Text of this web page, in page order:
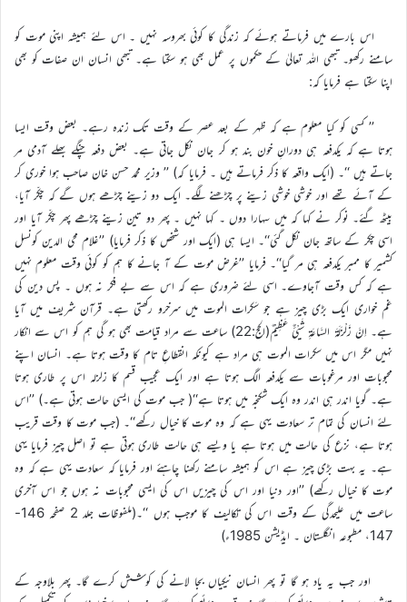
اس بارے میں فرماتے ہوئے کہ زندگی کا کوئی بھروسہ نہیں ۔ اس لئے ہمیشہ اپنی موت کو
سامنے رکھو۔ تبھی اللہ تعالیٰ کے حکموں پر عمل بھی ہو سکتا ہے۔ تبھی انسان ان صفات کو بھی
اپنا سکتا ہے فرمایا کہ:
’’ کسی کو کیا معلوم ہے کہ ظہر کے بعد عصر کے وقت تک زندہ رہے۔ بعض وقت ایسا
ہوتا ہے کہ یکدفعہ ہی دورانِ خون بند ہو کر جان نکل جاتی ہے۔ بعض دفعہ چنگے بھلے آدمی مر
جاتے ہیں ‘‘۔ (ایک واقعہ کا ذکر فرماتے ہیں ۔ فرمایا کہ) ’’ وزیر محمد حسن خان صاحب ہوا خوری کر
کے آئے تھے اور خوشی خوشی زینے پر چڑھنے لگے۔ ایک دو زینے چڑھے ہوں گے کہ چکّر آیا،
بیٹھ گئے۔ نوکر نے کہا کہ میں سہارا دوں ۔ کہا نہیں ۔ پھر دو تین زینے چڑھے پھر چکّر آیا اور
اسی چکر کے ساتھ جان نکل گئی‘‘۔ ایسا ہی (ایک اور شخص کا ذکر فرمایا) ’’غلام محی الدین کونسل
کشمیر کا ممبر یکدفعہ ہی مر گیا‘‘۔ فرمایا ’’غرض موت کے آ جانے کا ہم کو کوئی وقت معلوم نہیں
ہے کہ کس وقت آجاوے۔ اسی لئے ضروری ہے کہ اس سے بے فکر نہ ہوں ۔ پس دین کی
غم خواری ایک بڑی چیز ہے جو سَکرات الموت میں سرخرو رکھتی ہے۔ قرآن شریف میں آیا
ہے۔ اِنَّ زَلْزَلَۃَ السَّاعَۃِ شَيْئٌ عَظِیْمٌ(الحج:22) ساعت سے مراد قیامت بھی ہو گی ہم کو اس سے انکار
نہیں مگر اس میں سکرات الموت ہی مراد ہے کیونکہ انقطاعِ تام کا وقت ہوتا ہے۔ انسان اپنے
محبوبات اور مرغوبات سے یکدفعہ الگ ہوتا ہے اور ایک عجیب قسم کا زلزلہ اس پر طاری ہوتا
ہے۔ گویا اندر ہی اندر وہ ایک شکنجہ میں ہوتا ہے‘‘( جب موت کی ایسی حالت ہوتی ہے۔) ’’اس
لئے انسان کی تمام تر سعادت یہی ہے کہ وہ موت کا خیال رکھے‘‘۔ (جب موت کا وقت قریب
ہوتا ہے، نزع کی حالت میں ہوتا ہے یا ویسے ہی حالت طاری ہوتی ہے تو اصل چیز فرمایا یہی
ہے۔ یہ بہت بڑی چیز ہے اس کو ہمیشہ سامنے رکھنا چاہئے اور فرمایا کہ سعادت یہی ہے کہ وہ
موت کا خیال رکھے) ’’اور دنیا اور اس کی چیزیں اس کی ایسی محبوبات نہ ہوں جو اس آخری
ساعت میں علیحدگی کے وقت اس کی تکالیف کا موجب ہوں ‘‘۔(ملفوظات جلد 2 صفحہ 146-
147، مطبوعہ انگلستان ۔ ایڈیشن 1985ء)
اور جب یہ یاد ہو گا تو پھر انسان نیکیاں بجا لانے کی کوشش کرے گا۔ پھر بلاوجہ کے